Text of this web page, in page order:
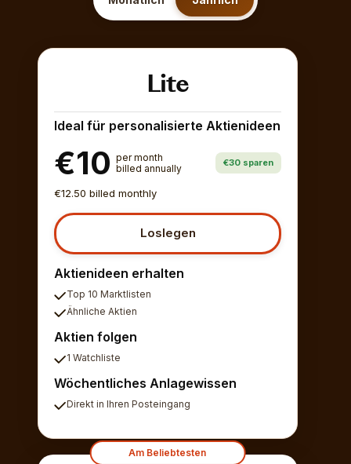
Lite
Ideal für personalisierte Aktienideen
€10 per month
billed annually
€30 sparen
€12.50 billed monthly
Loslegen
Aktienideen erhalten
Top 10 Marktlisten
Ähnliche Aktien
Aktien folgen
1 Watchliste
Wöchentliches Anlagewissen
Direkt in Ihren Posteingang
Am Beliebtesten